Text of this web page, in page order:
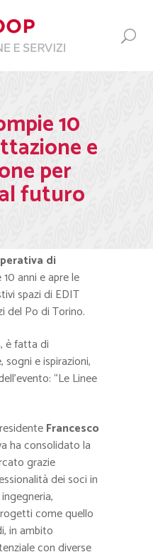
10
e
per
futuro
di
anni e apre le
spazi di EDIT
del Po di Torino.
è fatta di
sogni e ispirazioni,
“Le Linee
Francesco
ha consolidato la
grazie
dei soci in
come quello
in ambito
con diverse